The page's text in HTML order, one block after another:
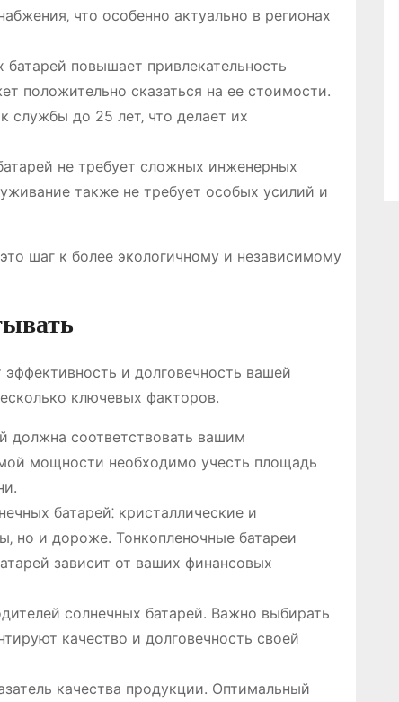
что особенно актуально в регионах
батарей повышает привлекательность
положительно сказаться на ее стоимости.
до 25 лет‚ что делает их
не требует сложных инженерных
также не требует особых усилий и
шаг к более экологичному и независимому
и долговечность вашей
ключевых факторов.
должна соответствовать вашим
мощности необходимо учесть площадь
батарей⁚ кристаллические и
но и дороже. Тонкопленочные батареи
зависит от ваших финансовых
солнечных батарей. Важно выбирать
качество и долговечность своей
качества продукции. Оптимальный